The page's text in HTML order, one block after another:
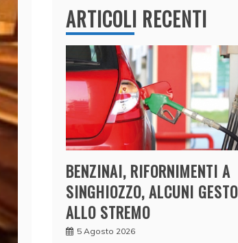
ARTICOLI RECENTI
BENZINAI, RIFORNIMENTI A
SINGHIOZZO, ALCUNI
ALLO STREMO
5 Agosto 2026